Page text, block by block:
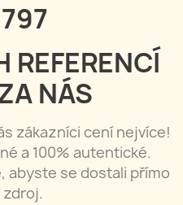
REFERENCÍ
NÁS
zákazníci cení nejvíce!
a 100% autentické.
abyste se dostali přímo
zdroj.